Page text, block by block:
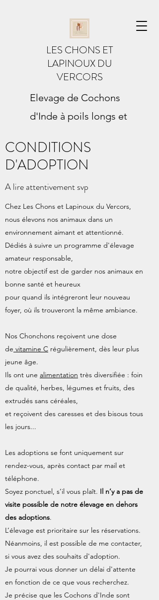
LES CHONS ET
LAPINOUX DU
VERCORS
Elevage de Cochons
d'Inde à poils longs et
Membre du C.A.O.D. (Club
Avicole et Ornithologique de la
Eleveur sélectionneur des races
CONDITIONS
D'ADOPTION
A lire attentivement svp
Chez Les Chons et Lapinoux du Vercors,
nous élevons nos animaux dans un
environnement aimant et attentionné.
Dédiés à suivre un programme d'élevage
amateur responsable,
notre objectif est de garder nos animaux en
bonne santé et heureux
pour quand ils intégreront leur nouveau
foyer, où ils trouveront la même ambiance.
Nos Chonchons reçoivent une dose
de vitamine C régulièrement, dès leur plus
jeune âge.
Ils ont une alimentation très diversifiée : foin
de qualité, herbes, légumes et fruits, des
extrudés sans céréales,
et reçoivent des caresses et des bisous tous
les jours...
Les adoptions se font uniquement sur
rendez-vous, après contact par mail et
téléphone.
Soyez ponctuel, s’il vous plaît. Il n’y a pas de
visite possible de notre élevage en dehors
des adoptions.
L’élevage est prioritaire sur les réservations.
Néanmoins, il est possible de me contacter,
si vous avez des souhaits d'adoption.
Je pourrai vous donner un délai d'attente
en fonction de ce que vous recherchez.
Je précise que les Cochons d'Inde sont